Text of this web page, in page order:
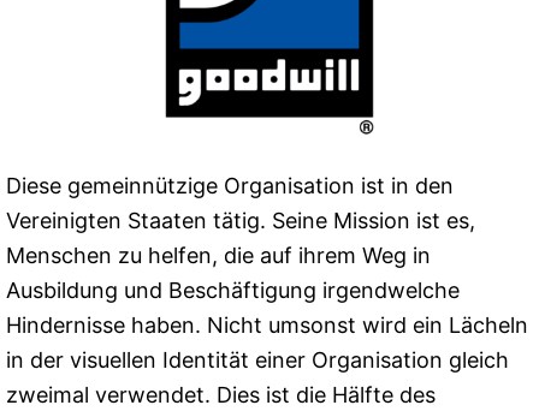
Diese gemeinnützige Organisation ist in den
Vereinigten Staaten tätig. Seine Mission ist es,
Menschen zu helfen, die auf ihrem Weg in
Ausbildung und Beschäftigung irgendwelche
Hindernisse haben. Nicht umsonst wird ein Lächeln
in der visuellen Identität einer Organisation gleich
zweimal verwendet. Dies ist die Hälfte des